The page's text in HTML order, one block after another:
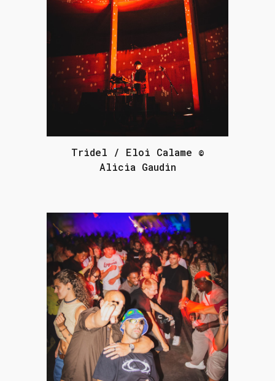
Tridel / Eloi Calame ©
Alicia Gaudin